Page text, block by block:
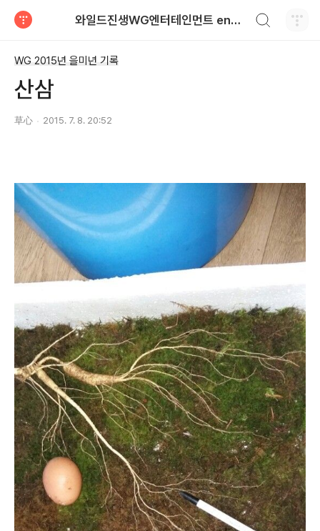
와일드진생WG엔터테인먼트 entertainment
WG 2015년 을미년 기록
산삼
草心 2015. 7. 8. 20:52